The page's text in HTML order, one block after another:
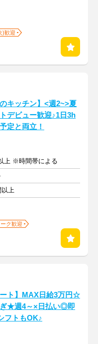
)歓迎
キッチン】<週2~>夏
デビュー歓迎♪1日3h
定と両立！
上 ※時間帯による
以上
ク歓迎
ート】MAX日給3万円☆
★週4～×日払い◎即
フトもOK♪